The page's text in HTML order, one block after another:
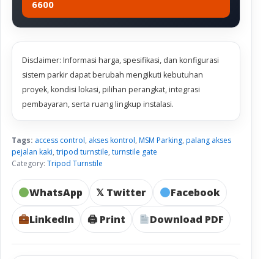
6600
Disclaimer: Informasi harga, spesifikasi, dan konfigurasi
sistem parkir dapat berubah mengikuti kebutuhan
proyek, kondisi lokasi, pilihan perangkat, integrasi
pembayaran, serta ruang lingkup instalasi.
Tags: access control, akses kontrol, MSM Parking, palang akses
pejalan kaki, tripod turnstile, turnstile gate
Category: Tripod Turnstile
WhatsApp 𝕏 Twitter
Facebook
LinkedIn
🖨 Print Download PDF